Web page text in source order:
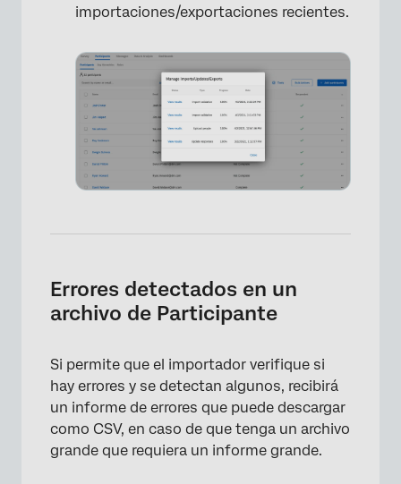
importaciones/exportaciones recientes.
Errores detectados en un
archivo de Participante
Si permite que el importador verifique si
hay errores y se detectan algunos, recibirá
un informe de errores que puede descargar
como CSV, en caso de que tenga un archivo
grande que requiera un informe grande.